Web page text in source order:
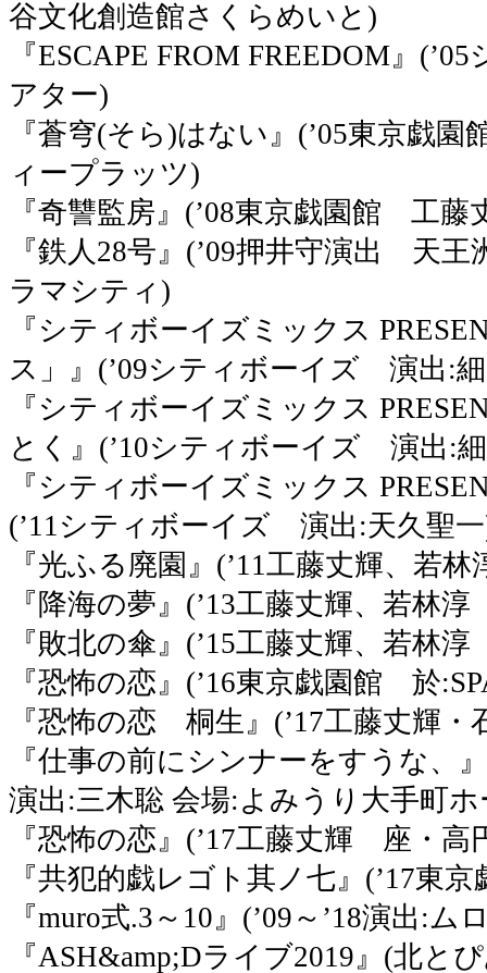
谷文化創造館さくらめいと)
『ESCAPE FROM FREEDOM』
アター)
『蒼穹(そら)はない』(’05東京戯
ィープラッツ)
『奇讐監房』(’08東京戯園館 工
『鉄人28号』(’09押井守演出 天
ラマシティ)
『シティボーイズミックス
ス」』(’09シティボーイズ 演出:
『シティボーイズミックス
とく』(’10シティボーイズ 演
『シティボーイズミックス
(’11シティボーイズ 演出:天久
『光ふる廃園』(’11工藤丈輝、
『降海の夢』(’13工藤丈輝、若
『敗北の傘』(’15工藤丈輝、若
『恐怖の恋』(’16東京戯園館 於
『恐怖の恋 桐生』(’17工藤丈輝
『仕事の前にシンナーをすうな
演出:三木聡 会場:よみうり大手町
『恐怖の恋』(’17工藤丈輝 座・
『共犯的戯レゴト其ノ七』(’17東
『muro式.3～10』(’09～’18演出:ム
『ASH&amp;Dライブ2019』(北と